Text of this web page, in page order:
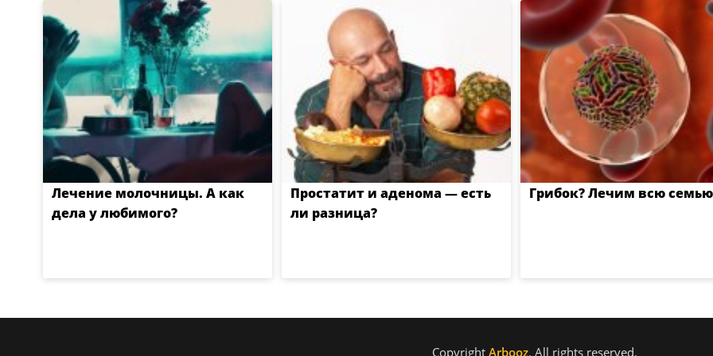
Лечение молочницы. А как
дела у любимого?
Простатит и аденома — есть
ли разница?
Грибок? Лечим всю
Copyright Arbooz. All rights reserved.